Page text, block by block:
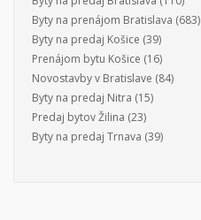
Byty na prenájom Bratislava (683)
Byty na predaj Košice (39)
Prenájom bytu Košice (16)
Novostavby v Bratislave (84)
Byty na predaj Nitra (15)
Predaj bytov Žilina (23)
Byty na predaj Trnava (39)